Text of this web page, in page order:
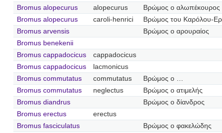
Bromus alopecurus
alopecurus
Βρώμος ο αλωπέκουρος
Bromus alopecurus
caroli-henrici
Βρώμος του Καρόλου-
Bromus arvensis
Βρώμος ο αρουραίος
Bromus benekenii
Bromus cappadocicus
cappadocicus
Bromus cappadocicus
lacmonicus
Bromus commutatus
commutatus
Βρώμος ο …
Bromus commutatus
neglectus
Βρώμος ο ατιμελής
Bromus diandrus
Βρώμος ο δίανδρος
Bromus erectus
erectus
Bromus fasciculatus
Βρώμος ο φακελώδης